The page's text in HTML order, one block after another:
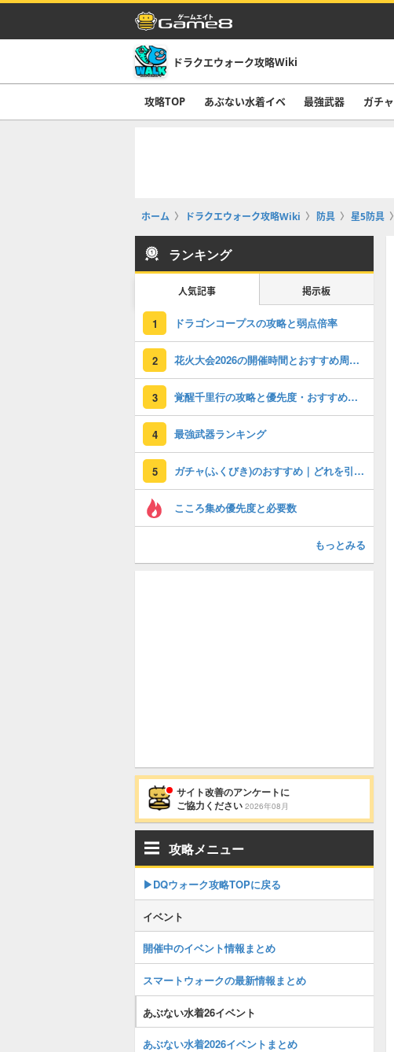
ドラクエウォーク攻略Wiki
攻略TOP あぶない水着イベ 最強武器 ガチャ
ホーム ドラクエウォーク攻略Wiki 防具 星5防具
ランキング
人気記事 掲示板
1 ドラゴンコープスの攻略と弱点倍率
2 花火大会2026の開催時間とおすすめ周回方法
3 覚醒千里行の攻略と優先度・おすすめ周回場所
4 最強武器ランキング
5 ガチャ(ふくびき)のおすすめ｜どれを引くべき？
こころ集め優先度と必要数
もっとみる
サイト改善のアンケートに
ご協力ください 2026年08月
攻略メニュー
▶︎DQウォーク攻略TOPに戻る
イベント
開催中のイベント情報まとめ
スマートウォークの最新情報まとめ
あぶない水着26イベント
あぶない水着2026イベントまとめ